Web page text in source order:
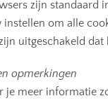
zijn standaard
om alle
uitgeschakeld
opmerkingen
je meer informatie